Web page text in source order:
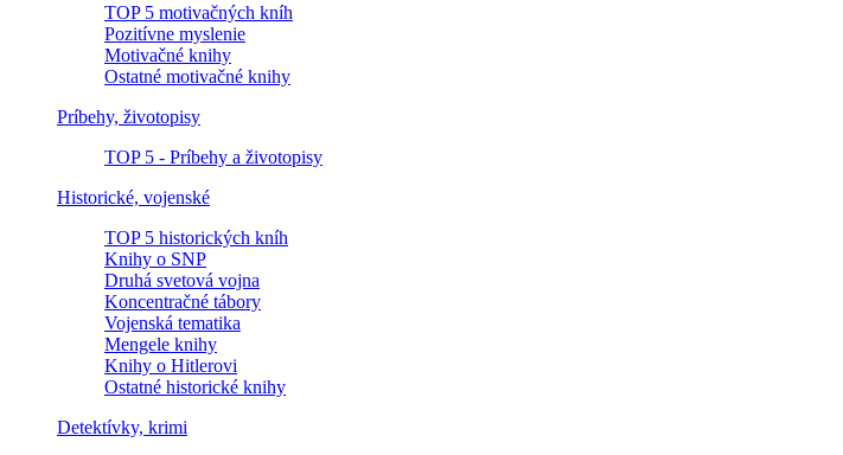
TOP 5 motivačných kníh
Pozitívne myslenie
Motivačné knihy
Ostatné motivačné knihy
Príbehy, životopisy
TOP 5 - Príbehy a životopisy
Historické, vojenské
TOP 5 historických kníh
Knihy o SNP
Druhá svetová vojna
Koncentračné tábory
Vojenská tematika
Mengele knihy
Knihy o Hitlerovi
Ostatné historické knihy
Detektívky, krimi